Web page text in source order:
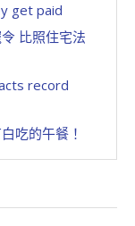
get paid
比照住宅法
record
吃的午餐！